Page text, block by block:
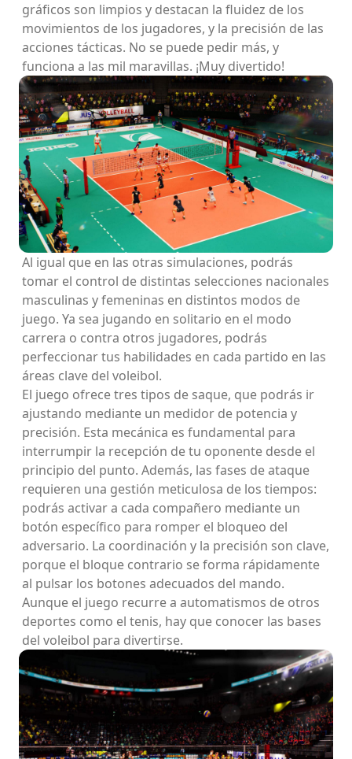
gráficos son limpios y destacan la fluidez de los
movimientos de los jugadores, y la precisión de las
acciones tácticas. No se puede pedir más, y
funciona a las mil maravillas. ¡Muy divertido!
Al igual que en las otras simulaciones, podrás
tomar el control de distintas selecciones nacionales
masculinas y femeninas en distintos modos de
juego. Ya sea jugando en solitario en el modo
carrera o contra otros jugadores, podrás
perfeccionar tus habilidades en cada partido en las
áreas clave del voleibol.
El juego ofrece tres tipos de saque, que podrás ir
ajustando mediante un medidor de potencia y
precisión. Esta mecánica es fundamental para
interrumpir la recepción de tu oponente desde el
principio del punto. Además, las fases de ataque
requieren una gestión meticulosa de los tiempos:
podrás activar a cada compañero mediante un
botón específico para romper el bloqueo del
adversario. La coordinación y la precisión son clave,
porque el bloque contrario se forma rápidamente
al pulsar los botones adecuados del mando.
Aunque el juego recurre a automatismos de otros
deportes como el tenis, hay que conocer las bases
del voleibol para divertirse.